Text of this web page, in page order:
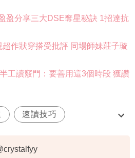
盈分享三大DSE奪星秘訣 1招達抗
作狀穿搭受批評 同場師妹莊子璇
工讀竅門：要善用這3個時段 獲讚
速讀技巧